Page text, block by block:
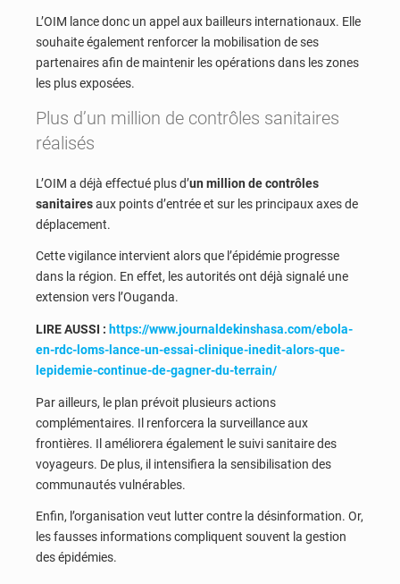
L’OIM lance donc un appel aux bailleurs internationaux. Elle
souhaite également renforcer la mobilisation de ses
partenaires afin de maintenir les opérations dans les zones
les plus exposées.
Plus d’un million de contrôles sanitaires
réalisés
L’OIM a déjà effectué plus d’un million de contrôles
sanitairesaux points d’entrée et sur les principaux axes de
déplacement.
Cette vigilance intervient alors que l’épidémie progresse
dans la région. En effet, les autorités ont déjà signalé une
extension vers l’Ouganda.
LIRE AUSSI : https://www.journaldekinshasa.com/ebola-
en-rdc-loms-lance-un-essai-clinique-inedit-alors-que-
lepidemie-continue-de-gagner-du-terrain/
Par ailleurs, le plan prévoit plusieurs actions
complémentaires. Il renforcera la surveillance aux
frontières. Il améliorera également le suivi sanitaire des
voyageurs. De plus, il intensifiera la sensibilisation des
communautés vulnérables.
Enfin, l’organisation veut lutter contre la désinformation. Or,
les fausses informations compliquent souvent la gestion
des épidémies.